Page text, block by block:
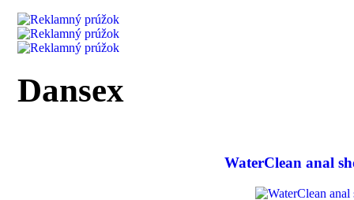
Dansex
WaterClean anal